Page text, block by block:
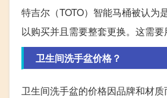
特吉尔（TOTO）智能马桶被认
以购买并且需要整套更换。这需要
卫生间洗手盆价格？
卫生间洗手盆的价格因品牌和材